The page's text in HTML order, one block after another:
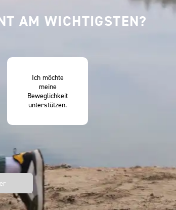
AM WICHTIGSTEN?
Ich möchte
meine
Beweglichkeit
unterstützen.